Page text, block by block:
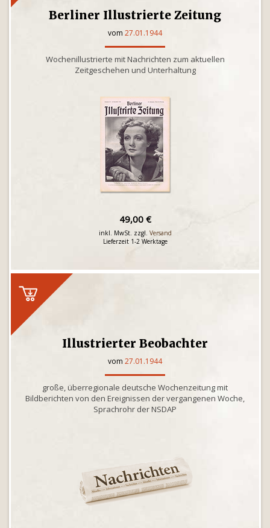
Berliner Illustrierte Zeitung
vom 27.01.1944
Wochenillustrierte mit Nachrichten zum aktuellen
Zeitgeschehen und Unterhaltung
49,00 €
inkl. MwSt. zzgl. Versand
Lieferzeit 1-2 Werktage
Illustrierter Beobachter
vom 27.01.1944
große, überregionale deutsche Wochenzeitung mit
Bildberichten von den Ereignissen der vergangenen Woche,
Sprachrohr der NSDAP